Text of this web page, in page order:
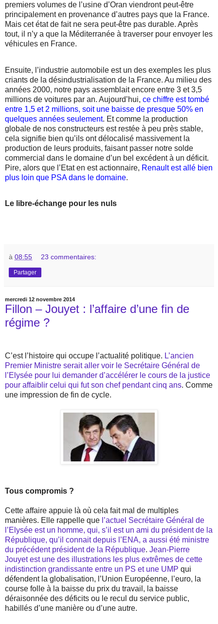
premiers volumes de l’usine d’Oran viendront peut-être
principalement en provenance d’autres pays que la France.
Mais cet état de fait ne sera peut-être pas durable. Après
tout, il n’y a que la Méditerranée à traverser pour envoyer les
véhicules en France.
Ensuite, l’industrie automobile est un des exemples les plus
criants de la désindustrialisation de la France. Au milieu des
années 2000, notre pays assemblait encore entre 3 et 3,5
millions de voitures par an. Aujourd’hui, ce chiffre est tombé
entre 1,5 et 2 millions, soit une baisse de presque 50% en
quelques années seulement. Et comme la production
globale de nos constructeurs est restée à peu près stable,
cela signifie bien qu’ils ont délocalisé massivement la
production de leurs produits, faisant passer notre solde
commercial dans le domaine d’un bel excédent à un déficit.
Pire, alors que l’Etat en est actionnaire, Renault est allé bien
plus loin que PSA dans le domaine.
Le libre-échange pour les nuls
à 08:55 23 commentaires:
Partager
mercredi 12 novembre 2014
Fillon – Jouyet : l’affaire d’une fin de
régime ?
C’est l’histoire qui occupe l’actualité politique. L’ancien
Premier Ministre serait aller voir le Secrétaire Général de
l’Elysée pour lui demander d’accélérer le cours de la justice
pour affaiblir celui qui fut son chef pendant cinq ans. Comme
une impression de fin de cycle.
Tous compromis ?
Cette affaire appuie là où cela fait mal de multiples
manières. Elle rappelle que l’actuel Secrétaire Général de
l’Elysée est un homme, qui, s’il est un ami du président de la
République, qu’il connait depuis l’ENA, a aussi été ministre
du précédent président de la République. Jean-Pierre
Jouyet est une des illustrations les plus extrêmes de cette
indistinction grandissante entre un PS et une UMP qui
défendent la globalisation, l’Union Européenne, l’euro, la
course folle à la baisse du prix du travail, la baisse
déraisonnée des déficits ou le recul du service public,
habillés d’une manière ou d’une autre.